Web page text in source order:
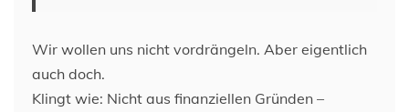
Wir wollen uns nicht vordrängeln. Aber eigentlich
auch doch.
Klingt wie: Nicht aus finanziellen Gründen –